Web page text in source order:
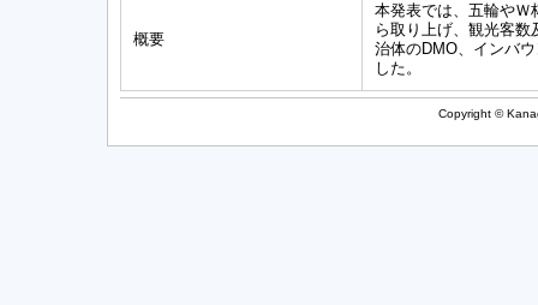
概要
本発表では、五輪やＷ
ら取り上げ、観光客
治体のDMO、インバ
した。
Copyright ©